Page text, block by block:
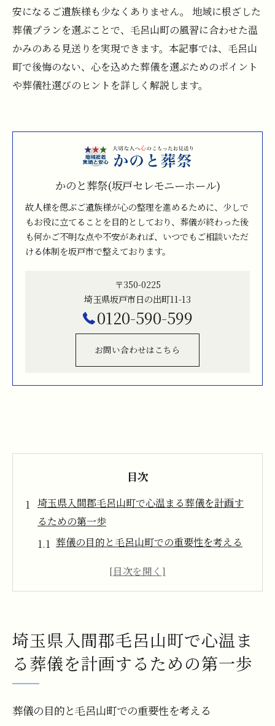
安になるご遺族様も少なくありません。 地域に根ざした
葬儀プランを選ぶことで、毛呂山町の風習に合わせた温
かみのある見送りを実現できます。本記事では、毛呂山
町で後悔のない、心を込めた葬儀を選ぶためのポイント
や葬儀社選びのヒントを詳しく解説します。
かのと葬祭(坂戸セレモニーホール)
故人様を偲ぶご遺族様が心の整理を進めるために、少しで
もお役に立てることを目的としており、葬儀が終わった後
も何かご不明な点や不安があれば、いつでもご相談いただ
ける体制を坂戸市で整えております。
〒350-0225
埼玉県坂戸市日の出町11-13
0120-590-599
お問い合わせはこちら
目次
埼玉県入間郡毛呂山町で心温まる葬儀を計画す
るための第一歩
葬儀の目的と毛呂山町での重要性を考える
故人の希望を反映した葬儀内容の考え方
予算に応じた最適な葬儀プランの選び方
地域に根ざした葬儀プラン選びが毛呂山町での
思い出を彩る
埼玉県入間郡毛呂山町で心温ま
る葬儀を計画するための第一歩
葬儀の目的と毛呂山町での重要性を考える